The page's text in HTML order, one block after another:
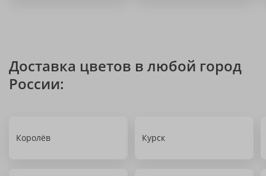
Доставка цветов в любой город
России:
Королёв Курск